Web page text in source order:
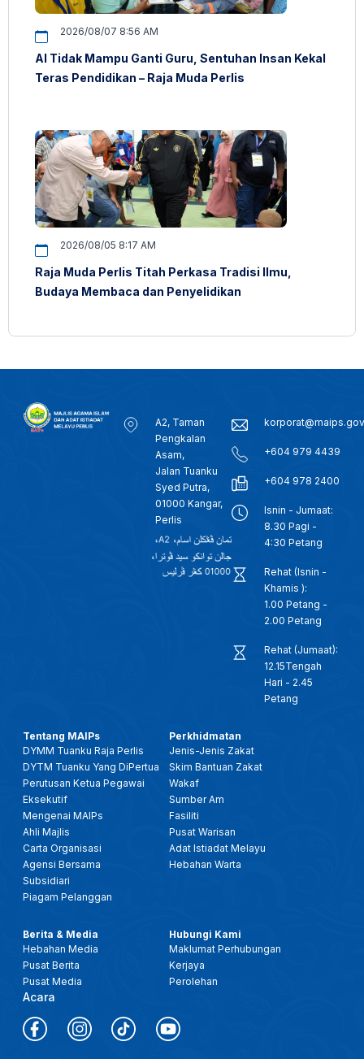
2026/08/07 8:56 AM
AI Tidak Mampu Ganti Guru, Sentuhan Insan Kekal
Teras Pendidikan – Raja Muda Perlis
2026/08/05 8:17 AM
Raja Muda Perlis Titah Perkasa Tradisi Ilmu,
Budaya Membaca dan Penyelidikan
A2, Taman
Pengkalan
Asam,
Jalan Tuanku
Syed Putra,
01000 Kangar,
Perlis
+604 979 4439
+604 978 2400
Isnin - Jumaat:
8.30 Pagi -
4:30 Petang
Rehat (Isnin -
Khamis ):
1.00 Petang -
2.00 Petang
Rehat (Jumaat):
12.15Tengah
Hari - 2.45
Petang
Tentang MAIPs
DYMM Tuanku Raja Perlis
DYTM Tuanku Yang DiPertua
Perutusan Ketua Pegawai
Eksekutif
Mengenai MAIPs
Ahli Majlis
Carta Organisasi
Agensi Bersama
Subsidiari
Piagam Pelanggan
Perkhidmatan
Jenis-Jenis Zakat
Skim Bantuan Zakat
Wakaf
Sumber Am
Fasiliti
Pusat Warisan
Adat Istiadat Melayu
Hebahan Warta
Berita & Media
Hebahan Media
Pusat Berita
Pusat Media
Acara
Hubungi Kami
Maklumat Perhubungan
Kerjaya
Perolehan